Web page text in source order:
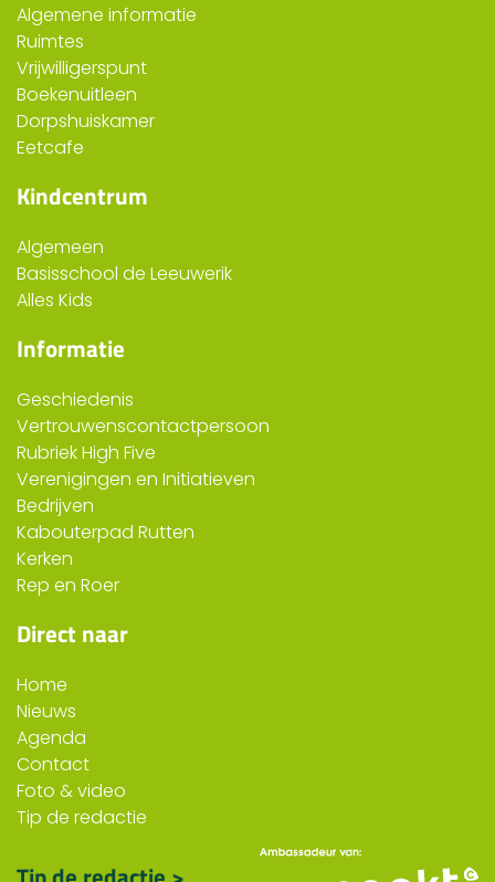
Algemene informatie
Ruimtes
Vrijwilligerspunt
Boekenuitleen
Dorpshuiskamer
Eetcafe
Kindcentrum
Algemeen
Basisschool de Leeuwerik
Alles Kids
Informatie
Geschiedenis
Vertrouwenscontactpersoon
Rubriek High Five
Verenigingen en Initiatieven
Bedrijven
Kabouterpad Rutten
Kerken
Rep en Roer
Direct naar
Home
Nieuws
Agenda
Contact
Foto & video
Tip de redactie